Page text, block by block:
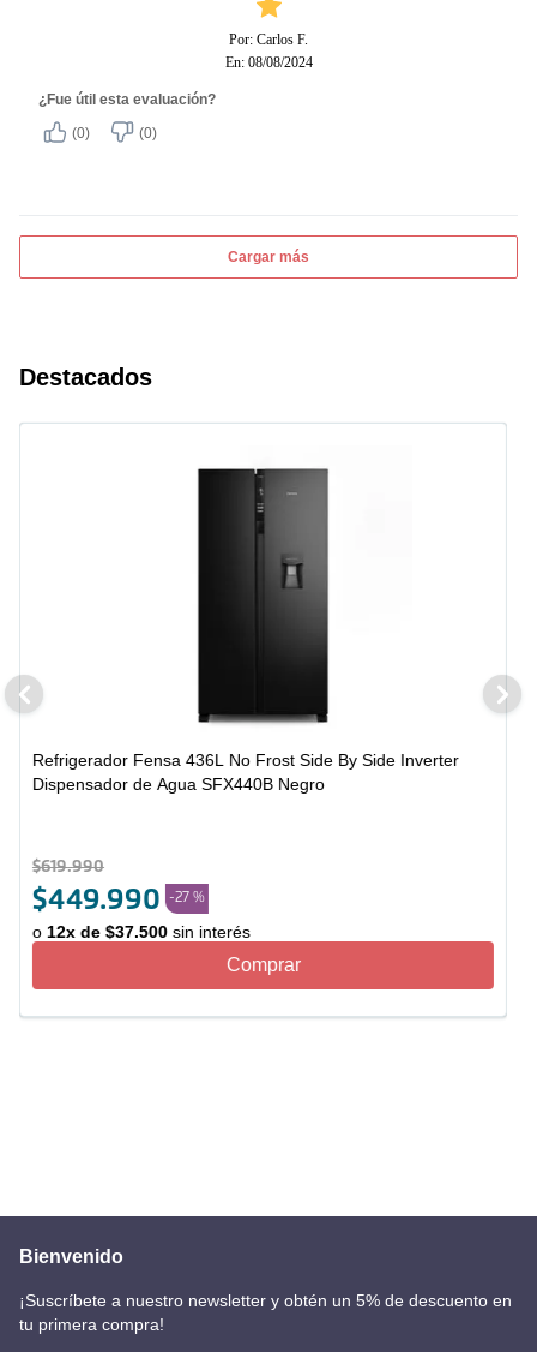
Por: Carlos F.
En: 08/08/2024
¿Fue útil esta evaluación?
(0)
(0)
Cargar más
Destacados
Refrigerador Fensa 436L No Frost Side By Side Inverter
Dispensador de Agua SFX440B Negro
$619.990
$449.990 -27 %
o 12x de $37.500 sin interés
Comprar
Bienvenido
¡Suscríbete a nuestro newsletter y obtén un 5% de descuento en
tu primera compra!